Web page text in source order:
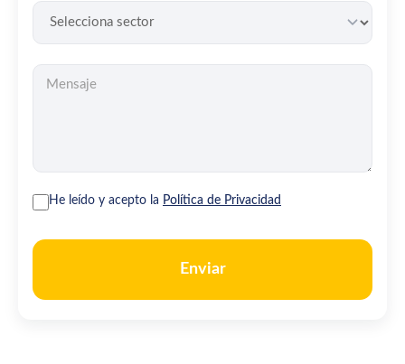
He leído y acepto la Política de Privacidad
Enviar